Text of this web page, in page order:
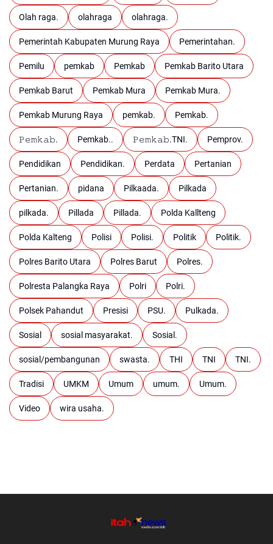
Olah raga. olahraga olahraga.
Pemerintah Kabupaten Murung Raya Pemerintahan.
Pemilu pemkab Pemkab Pemkab Barito Utara
Pemkab Barut Pemkab Mura Pemkab Mura.
Pemkab Murung Raya pemkab. Pemkab.
𝙿𝚎𝚖𝚔𝚊𝚋. Pemkab.. 𝙿𝚎𝚖𝚔𝚊𝚋.TNI. Pemprov.
Pendidikan Pendidikan. Perdata Pertanian
Pertanian. pidana Pilkaada. Pilkada
pilkada. Pillada Pillada. Polda Kallteng
Polda Kalteng Polisi Polisi. Politik Politik.
Polres Barito Utara Polres Barut Polres.
Polresta Palangka Raya Polri Polri.
Polsek Pahandut Presisi PSU. Pulkada.
Sosial sosial masyarakat. Sosial.
sosial/pembangunan swasta. THI TNI TNI.
Tradisi UMKM Umum umum. Umum.
Video wira usaha.